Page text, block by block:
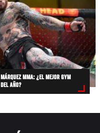
MÁRQUEZ MMA: ¿EL MEJOR GYM
DEL AÑO?